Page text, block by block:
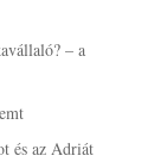
– a
és az Adriát